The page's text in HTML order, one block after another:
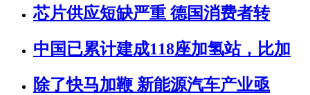
芯片供应短缺严重 德国消费者转
中国已累计建成118座加氢站，比加
除了快马加鞭 新能源汽车产业亟